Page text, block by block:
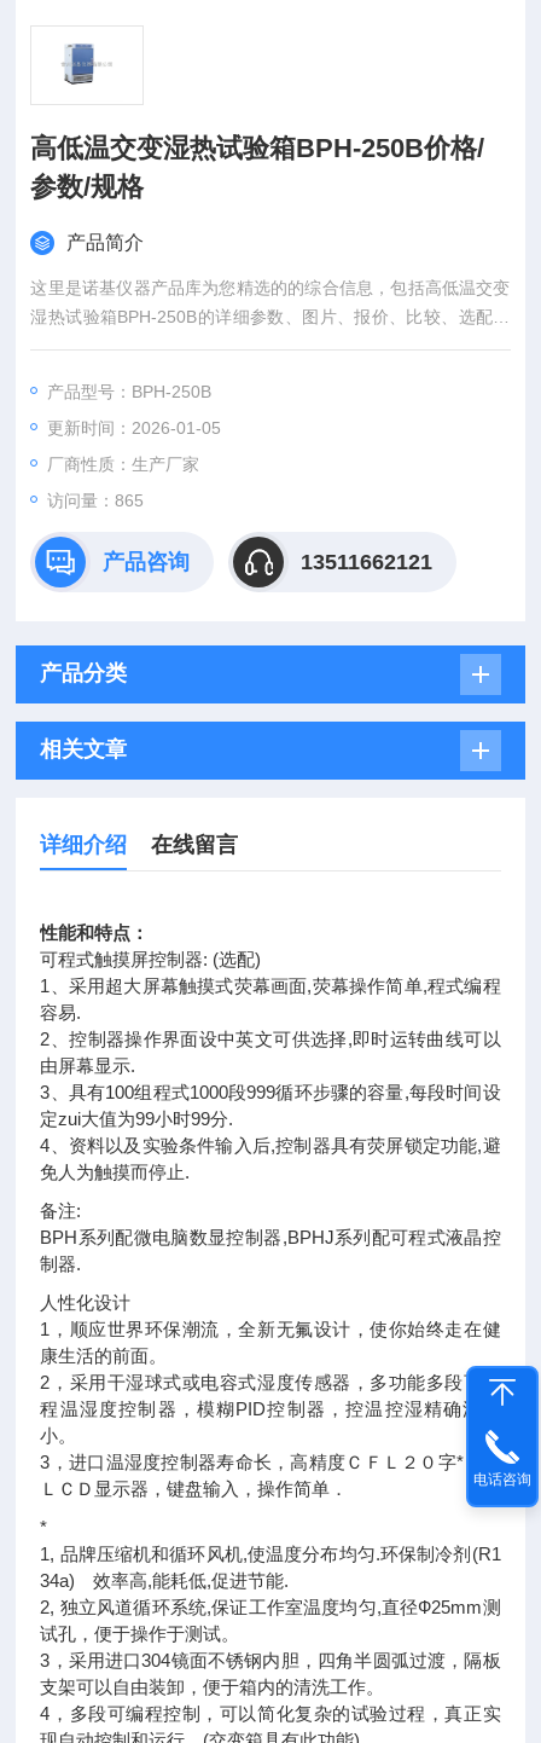
高低温交变湿热试验箱BPH-250B价格/
参数/规格
产品简介
这里是诺基仪器产品库为您精选的的综合信息，包括高低温交变
湿热试验箱BPH-250B的详细参数、图片、报价、比较、选配件
等。
产品型号：BPH-250B
更新时间：2026-01-05
厂商性质：生产厂家
访问量：865
产品咨询 13511662121
产品分类
相关文章
详细介绍 在线留言
性能和特点：
可程式触摸屏控制器: (选配)
1、采用超大屏幕触摸式荧幕画面,荧幕操作简单,程式编程
容易.
2、控制器操作界面设中英文可供选择,即时运转曲线可以
由屏幕显示.
3、具有100组程式1000段999循环步骤的容量,每段时间设
定zui大值为99小时99分.
4、资料以及实验条件输入后,控制器具有荧屏锁定功能,避
免人为触摸而停止.
备注:
BPH系列配微电脑数显控制器,BPHJ系列配可程式液晶控
制器.
人性化设计
1，顺应世界环保潮流，全新无氟设计，使你始终走在健
康生活的前面。
2，采用干湿球式或电容式湿度传感器，多功能多段可编
程温湿度控制器，模糊PID控制器，控温控湿精确波动
小。
3，进口温湿度控制器寿命长，高精度ＣＦＬ２０字*６行
ＬＣＤ显示器，键盘输入，操作简单．
*
1, 品牌压缩机和循环风机,使温度分布均匀.环保制冷剂(R1
34a) 效率高,能耗低,促进节能.
2, 独立风道循环系统,保证工作室温度均匀,直径Ф25mm测
试孔，便于操作于测试。
3，采用进口304镜面不锈钢内胆，四角半圆弧过渡，隔板
支架可以自由装卸，便于箱内的清洗工作。
4，多段可编程控制，可以简化复杂的试验过程，真正实
电话咨询